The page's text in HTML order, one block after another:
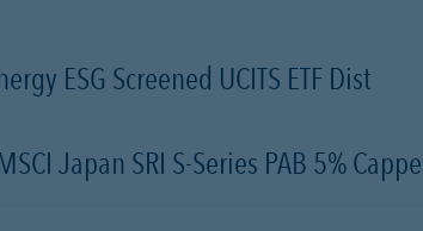
ESG Screened UCITS ETF Dist
Japan SRI S-Series PAB 5%